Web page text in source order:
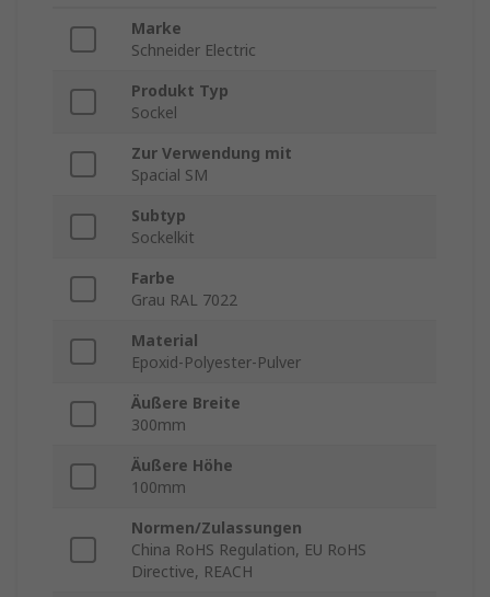
Marke
Schneider Electric
Produkt Typ
Sockel
Zur Verwendung mit
Spacial SM
Subtyp
Sockelkit
Farbe
Grau RAL 7022
Material
Epoxid-Polyester-Pulver
Äußere Breite
300mm
Äußere Höhe
100mm
Normen/Zulassungen
China RoHS Regulation, EU RoHS
Directive, REACH